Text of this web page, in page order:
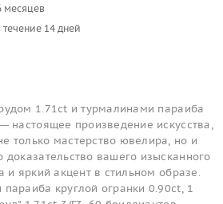
месяцев
течение 14 дней
1.71ct и турмалинами параиба
настоящее произведение искусства,
только мастерство ювелира, но и
доказательство вашего изысканного
и яркий акцент в стильном образе.
круглой огранки 0.90ct, 1